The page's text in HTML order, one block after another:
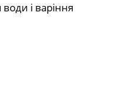
і варіння